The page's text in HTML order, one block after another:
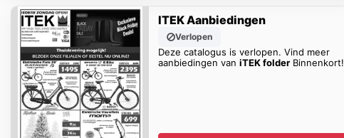
ITEK Aanbiedingen
Verlopen
Deze catalogus is verlopen. Vind meer
aanbiedingen van iTEK folderBinnenkort!